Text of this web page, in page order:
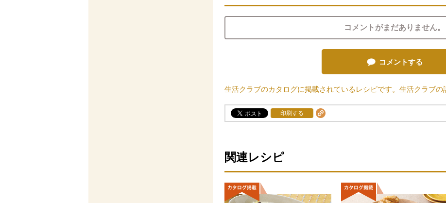
コメントがまだありません。
コメントする
生活クラブのカタログに掲載されているレシピです。生活クラブの
印刷する
関連レシピ